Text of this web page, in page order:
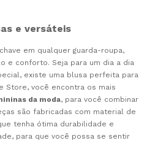
e versáteis
em qualquer guarda-roupa,
e conforto. Seja para um dia a dia
existe uma blusa perfeita para
Store, você encontra os mais
da moda, para você combinar
são fabricadas com material de
tenha ótima durabilidade e
para que você possa se sentir